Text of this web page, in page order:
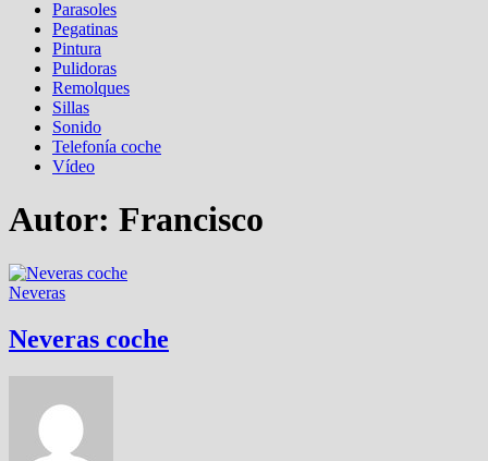
Parasoles
Pegatinas
Pintura
Pulidoras
Remolques
Sillas
Sonido
Telefonía coche
Vídeo
Autor: Francisco
Neveras
Neveras coche